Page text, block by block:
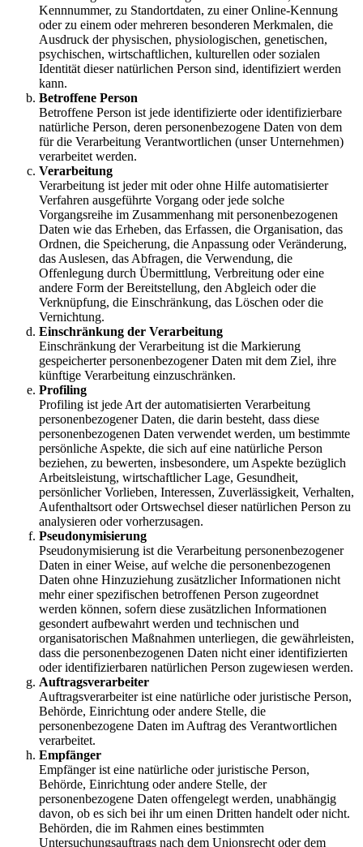
Kennnummer, zu Standortdaten, zu einer Online-Kennung
oder zu einem oder mehreren besonderen Merkmalen, die
Ausdruck der physischen, physiologischen, genetischen,
psychischen, wirtschaftlichen, kulturellen oder sozialen
Identität dieser natürlichen Person sind, identifiziert werden
kann.
Betroffene Person
Betroffene Person ist jede identifizierte oder identifizierbare
natürliche Person, deren personenbezogene Daten von dem
für die Verarbeitung Verantwortlichen (unser Unternehmen)
verarbeitet werden.
Verarbeitung
Verarbeitung ist jeder mit oder ohne Hilfe automatisierter
Verfahren ausgeführte Vorgang oder jede solche
Vorgangsreihe im Zusammenhang mit personenbezogenen
Daten wie das Erheben, das Erfassen, die Organisation, das
Ordnen, die Speicherung, die Anpassung oder Veränderung,
das Auslesen, das Abfragen, die Verwendung, die
Offenlegung durch Übermittlung, Verbreitung oder eine
andere Form der Bereitstellung, den Abgleich oder die
Verknüpfung, die Einschränkung, das Löschen oder die
Vernichtung.
Einschränkung der Verarbeitung
Einschränkung der Verarbeitung ist die Markierung
gespeicherter personenbezogener Daten mit dem Ziel, ihre
künftige Verarbeitung einzuschränken.
Profiling
Profiling ist jede Art der automatisierten Verarbeitung
personenbezogener Daten, die darin besteht, dass diese
personenbezogenen Daten verwendet werden, um bestimmte
persönliche Aspekte, die sich auf eine natürliche Person
beziehen, zu bewerten, insbesondere, um Aspekte bezüglich
Arbeitsleistung, wirtschaftlicher Lage, Gesundheit,
persönlicher Vorlieben, Interessen, Zuverlässigkeit, Verhalten,
Aufenthaltsort oder Ortswechsel dieser natürlichen Person zu
analysieren oder vorherzusagen.
Pseudonymisierung
Pseudonymisierung ist die Verarbeitung personenbezogener
Daten in einer Weise, auf welche die personenbezogenen
Daten ohne Hinzuziehung zusätzlicher Informationen nicht
mehr einer spezifischen betroffenen Person zugeordnet
werden können, sofern diese zusätzlichen Informationen
gesondert aufbewahrt werden und technischen und
organisatorischen Maßnahmen unterliegen, die gewährleisten,
dass die personenbezogenen Daten nicht einer identifizierten
oder identifizierbaren natürlichen Person zugewiesen werden.
Auftragsverarbeiter
Auftragsverarbeiter ist eine natürliche oder juristische Person,
Behörde, Einrichtung oder andere Stelle, die
personenbezogene Daten im Auftrag des Verantwortlichen
verarbeitet.
Empfänger
Empfänger ist eine natürliche oder juristische Person,
Behörde, Einrichtung oder andere Stelle, der
personenbezogene Daten offengelegt werden, unabhängig
davon, ob es sich bei ihr um einen Dritten handelt oder nicht.
Behörden, die im Rahmen eines bestimmten
Untersuchungsauftrags nach dem Unionsrecht oder dem